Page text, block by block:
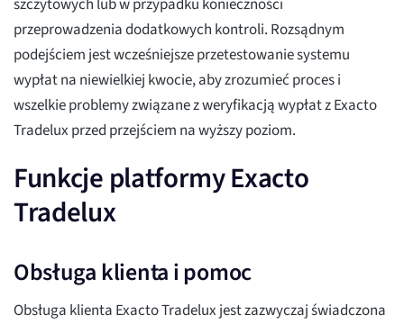
szczytowych lub w przypadku konieczności
przeprowadzenia dodatkowych kontroli. Rozsądnym
podejściem jest wcześniejsze przetestowanie systemu
wypłat na niewielkiej kwocie, aby zrozumieć proces i
wszelkie problemy związane z weryfikacją wypłat z Exacto
Tradelux przed przejściem na wyższy poziom.
Funkcje platformy Exacto
Tradelux
Obsługa klienta i pomoc
Obsługa klienta Exacto Tradelux jest zazwyczaj świadczona